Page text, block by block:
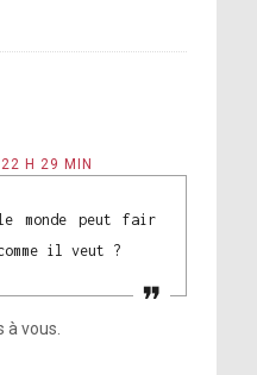
H 29 MIN
monde peut fair
il veut ?
à vous.